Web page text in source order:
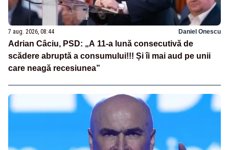
7 aug. 2026, 08:44 Daniel Onescu
Adrian Câciu, PSD: „A 11-a lună consecutivă de
scădere abruptă a consumului!!! Și îi mai aud pe unii
care neagă recesiunea”